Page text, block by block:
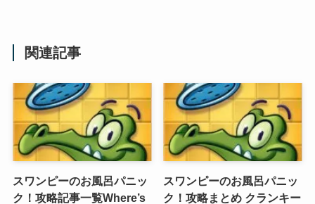
関連記事
スワンピーのお風呂パニッ
ク！攻略記事一覧Where’s
スワンピーのお風呂パニッ
ク！攻略まとめ クランキー